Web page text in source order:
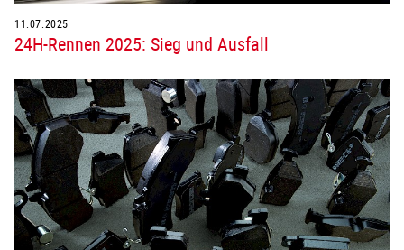
11.07.2025
24H-Rennen 2025: Sieg und Ausfall